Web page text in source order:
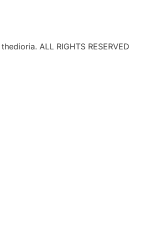
ALL RIGHTS RESERVED